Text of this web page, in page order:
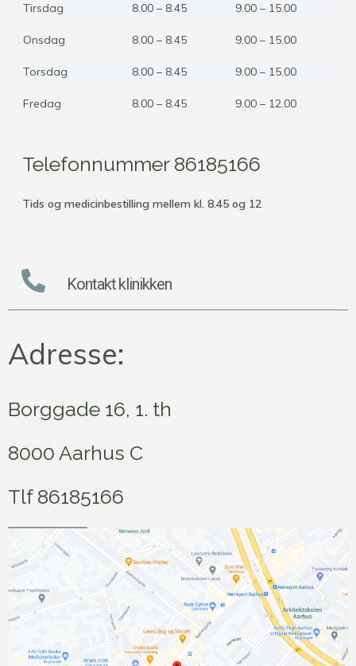
Tirsdag 8.00 – 8.45 9.00 – 15.00
Onsdag 8.00 – 8.45 9.00 – 15.00
Torsdag 8.00 – 8.45 9.00 – 15.00
Fredag 8.00 – 8.45 9.00 – 12.00
Telefonnummer 86185166
Tids og medicinbestilling mellem kl. 8.45 og 12
Kontakt klinikken
Adresse:
Borggade 16, 1. th
8000 Aarhus C
Tlf 86185166